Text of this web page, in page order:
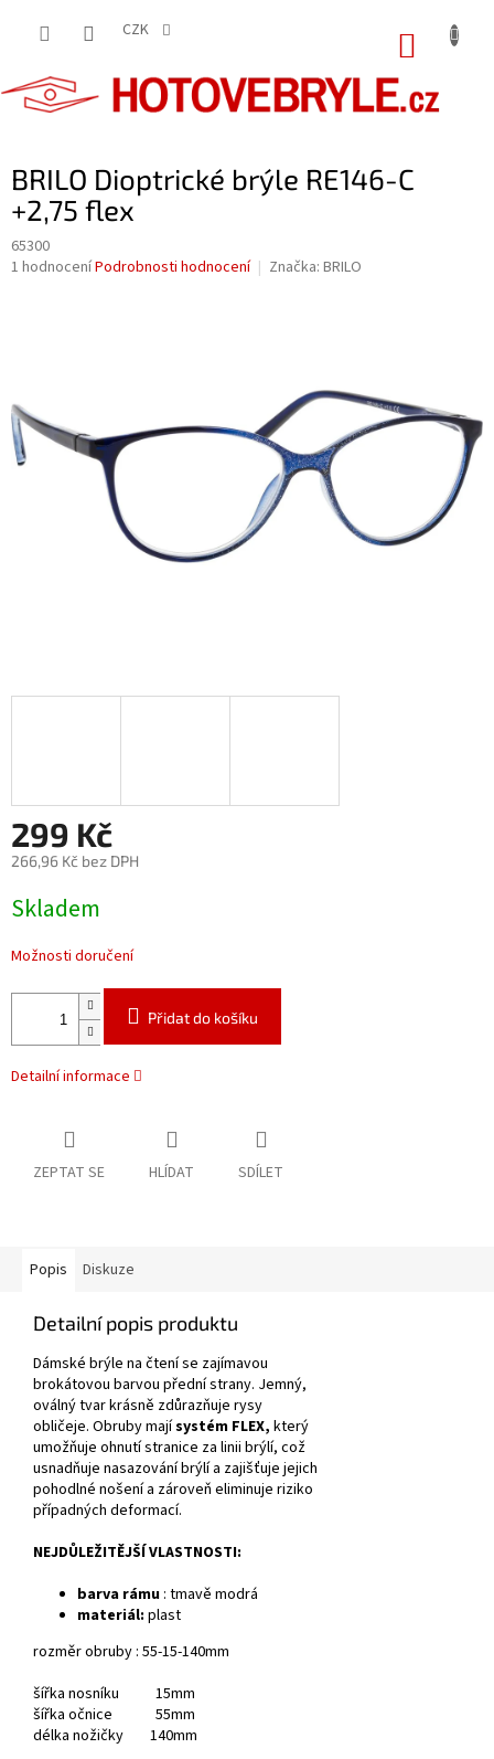
CZK
BRILO Dioptrické brýle RE146-C
+2,75 flex
65300
Průměrné
hvězdiček.
1 hodnoceníPodrobnosti hodnocení Značka: BRILO
299 Kč
266,96 Kč bez DPH
cena:
Skladem
Možnosti doručení
Přidat do košíku
Detailní informace
ZEPTAT SE HLÍDAT SDÍLET
Popis Diskuze
Detailní popis produktu
Dámské brýle na čtení se zajímavou
brokátovou barvou přední strany. Jemný,
oválný tvar krásně zdůrazňuje rysy
obličeje. Obruby majísystém FLEX, který
umožňuje ohnutí stranice za linii brýlí, což
usnadňuje nasazování brýlí a zajišťuje jejich
pohodlné nošení a zároveň eliminuje riziko
případných deformací.
NEJDŮLEŽITĚJŠÍ VLASTNOSTI:
barva rámu : tmavě modrá
materiál: plast
rozměr obruby : 55-15-140mm
šířka nosníku 15mm
šířka očnice 55mm
délka nožičky 140mm